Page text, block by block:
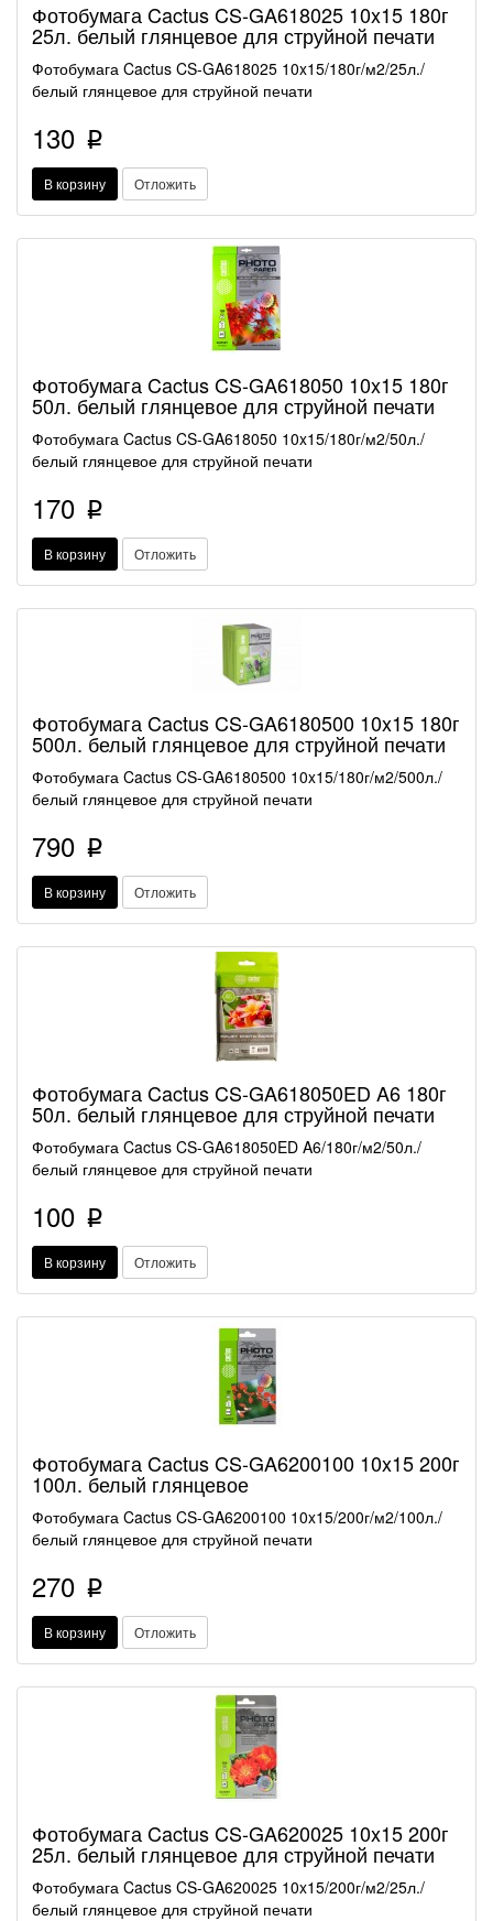
Фотобумага Cactus CS-GA618025 10x15 180г
25л. белый глянцевое для струйной печати
Фотобумага Cactus CS-GA618025 10x15/180г/м2/25л./
белый глянцевое для струйной печати
130 p
В корзину Отложить
Фотобумага Cactus CS-GA618050 10x15 180г
50л. белый глянцевое для струйной печати
Фотобумага Cactus CS-GA618050 10x15/180г/м2/50л./
белый глянцевое для струйной печати
170 p
В корзину Отложить
Фотобумага Cactus CS-GA6180500 10x15 180г
500л. белый глянцевое для струйной печати
Фотобумага Cactus CS-GA6180500 10x15/180г/м2/500л./
белый глянцевое для струйной печати
790 p
В корзину Отложить
Фотобумага Cactus CS-GA618050ED A6 180г
50л. белый глянцевое для струйной печати
Фотобумага Cactus CS-GA618050ED A6/180г/м2/50л./
белый глянцевое для струйной печати
100 p
В корзину Отложить
Фотобумага Cactus CS-GA6200100 10x15 200г
100л. белый глянцевое
Фотобумага Cactus CS-GA6200100 10x15/200г/м2/100л./
белый глянцевое для струйной печати
270 p
В корзину Отложить
Фотобумага Cactus CS-GA620025 10x15 200г
25л. белый глянцевое для струйной печати
Фотобумага Cactus CS-GA620025 10x15/200г/м2/25л./
белый глянцевое для струйной печати